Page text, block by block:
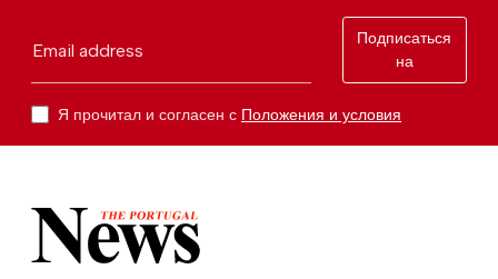
Email address
Подписаться
на
Я прочитал и согласен с Положения и условия